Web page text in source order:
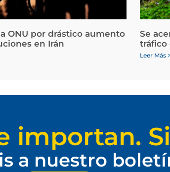
ONU por drástico aumento
en Irán
Se
tráfico
Leer Más
importan.
a nuestro